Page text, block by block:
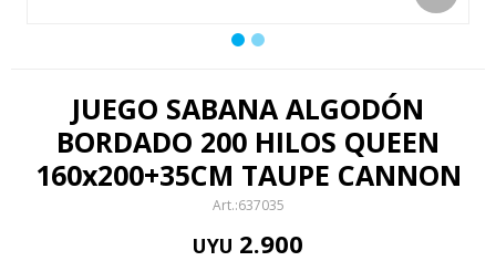
JUEGO SABANA ALGODÓN
BORDADO 200 HILOS QUEEN
160x200+35CM TAUPE CANNON
637035
UYU 2.900